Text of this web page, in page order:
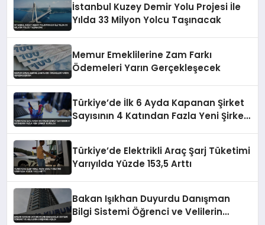
İstanbul Kuzey Demir Yolu Projesi İle
Yılda 33 Milyon Yolcu Taşınacak
Memur Emeklilerine Zam Farkı
Ödemeleri Yarın Gerçekleşecek
Türkiye’de İlk 6 Ayda Kapanan Şirket
Sayısının 4 Katından Fazla Yeni Şirket
Türkiye’de Elektrikli Araç Şarj Tüketimi
Yarıyılda Yüzde 153,5 Arttı
Bakan Işıkhan Duyurdu Danışman
Bilgi Sistemi Öğrenci ve Velilerin